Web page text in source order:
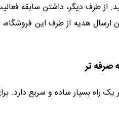
از طرف دیگر، داشتن سابقه
صرفه تر
راه بسیار ساده و سریع دارد.